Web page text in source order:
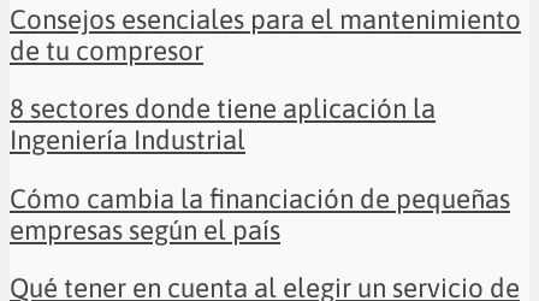
Consejos esenciales para el mantenimiento
de tu compresor
8 sectores donde tiene aplicación la
Ingeniería Industrial
Cómo cambia la financiación de pequeñas
empresas según el país
Qué tener en cuenta al elegir un servicio de